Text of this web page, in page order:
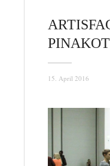
15. April 2016